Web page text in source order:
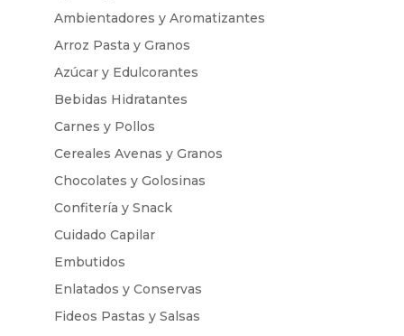
Ambientadores y Aromatizantes
Arroz Pasta y Granos
Azúcar y Edulcorantes
Bebidas Hidratantes
Carnes y Pollos
Cereales Avenas y Granos
Chocolates y Golosinas
Confitería y Snack
Cuidado Capilar
Embutidos
Enlatados y Conservas
Fideos Pastas y Salsas